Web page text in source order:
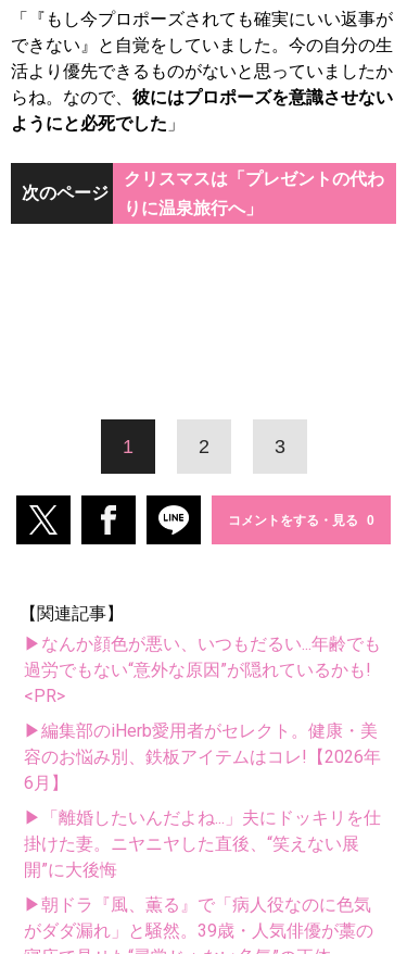
「『もし今プロポーズされても確実にいい返事が
できない』と自覚をしていました。今の自分の生
活より優先できるものがないと思っていましたか
らね。なので、 彼にはプロポーズを意識させない
ようにと必死でした 」
次のページ
クリスマスは「プレゼントの代わ
りに温泉旅行へ」
1 2 3
コメントをする・見る
【関連記事】
▶なんか顔色が悪い、いつもだるい...年齢でも
過労でもない“意外な原因”が隠れているかも!
<PR>
▶編集部のiHerb愛用者がセレクト。健康・美
容のお悩み別、鉄板アイテムはコレ!【2026年
6月】
▶「離婚したいんだよね...」夫にドッキリを仕
掛けた妻。ニヤニヤした直後、“笑えない展
開”に大後悔
▶朝ドラ『風、薫る』で「病人役なのに色気
がダダ漏れ」と騒然。39歳・人気俳優が藁の